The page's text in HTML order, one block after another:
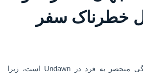
خطرناک سفر
دنیای گسترده یک ویژگی منحصر به فرد در Undawn است، زیرا